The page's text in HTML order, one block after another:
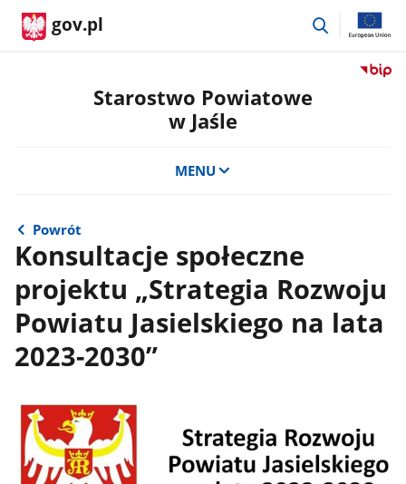
gov.pl
przejdź
Przejdź
Starostwo Powiatowe
w Jaśle
MENU
Powrót
Konsultacje społeczne
projektu „Strategia Rozwoju
Powiatu Jasielskiego na lata
2023-2030”